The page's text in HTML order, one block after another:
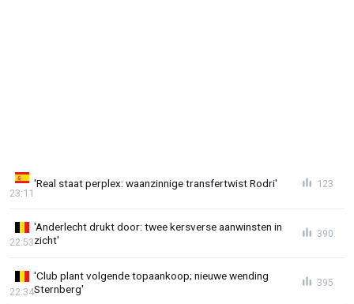
'Real staat perplex: waanzinnige transfertwist Rodri'
23:11
123
'Anderlecht drukt door: twee kersverse aanwinsten in
zicht'
22:53
390
'Club plant volgende topaankoop; nieuwe wending
Sternberg'
22:34
395